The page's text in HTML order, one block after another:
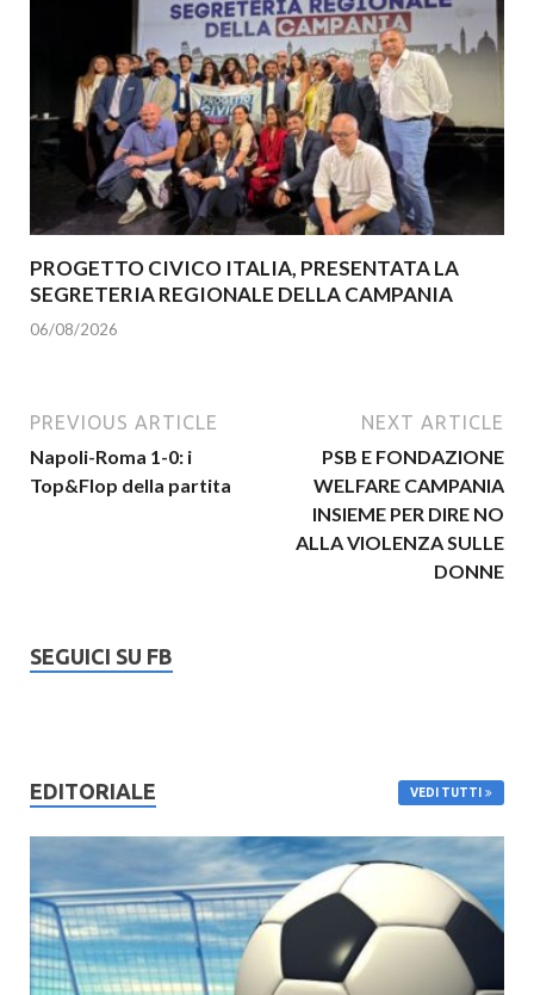
PROGETTO CIVICO ITALIA, PRESENTATA LA
SEGRETERIA REGIONALE DELLA CAMPANIA
06/08/2026
PREVIOUS ARTICLE
Napoli-Roma 1-0: i
Top&Flop della partita
NEXT ARTICLE
PSB E FONDAZIONE
WELFARE CAMPANIA
INSIEME PER DIRE NO
ALLA VIOLENZA SULLE
DONNE
SEGUICI SU FB
EDITORIALE VEDI TUTTI